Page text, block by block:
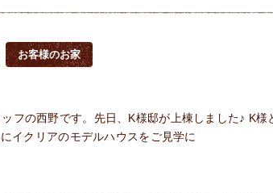
お客様のお家
フの西野です。先日、K様邸が上棟しました♪ K様
イクリアのモデルハウスをご見学に